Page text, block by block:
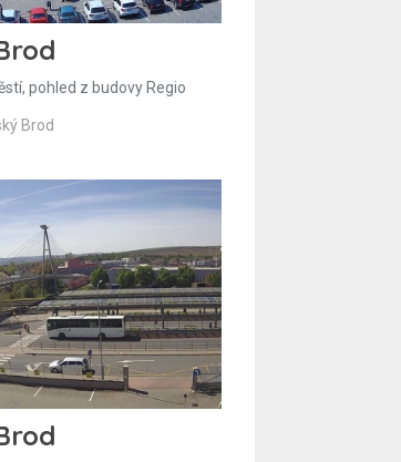
pohled z budovy Regio
Brod